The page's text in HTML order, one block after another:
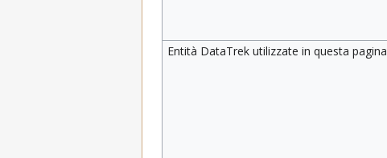
Entità DataTrek utilizzate in questa pagina